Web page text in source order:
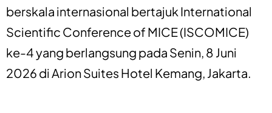
berskala internasional bertajuk International
Scientific Conference of MICE (ISCOMICE)
ke-4 yang berlangsung pada Senin, 8 Juni
2026 di Arion Suites Hotel Kemang, Jakarta.